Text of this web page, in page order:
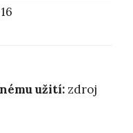
užití: zdroj